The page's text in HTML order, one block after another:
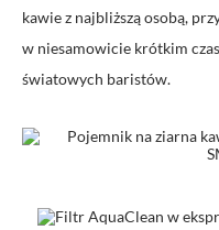
kawie z najbliższą osobą,
w niesamowicie krótkim
światowych baristów.